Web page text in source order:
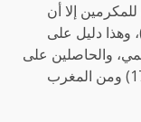
إلا أن
الدولة كان لها النصيب الأكبر (53)، وهذا دليل على
والحاصلين على
الدكتوراه من بريطانيا (33)، ومن ماليزيا (17) ومن المغرب